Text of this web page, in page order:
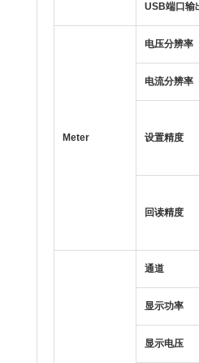
USB端口输
Meter
电压分辨率
电流分辨率
设置精度
回读精度
通道
显示功率
显示电压